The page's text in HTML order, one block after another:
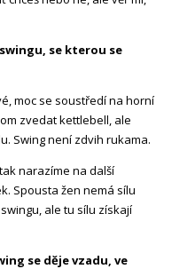
se kterou se
moc se soustředí na horní
zvedat kettlebell, ale
Swing není zdvih rukama.
narazíme na další
Spousta žen nemá sílu
ale tu sílu získají
se děje vzadu, ve